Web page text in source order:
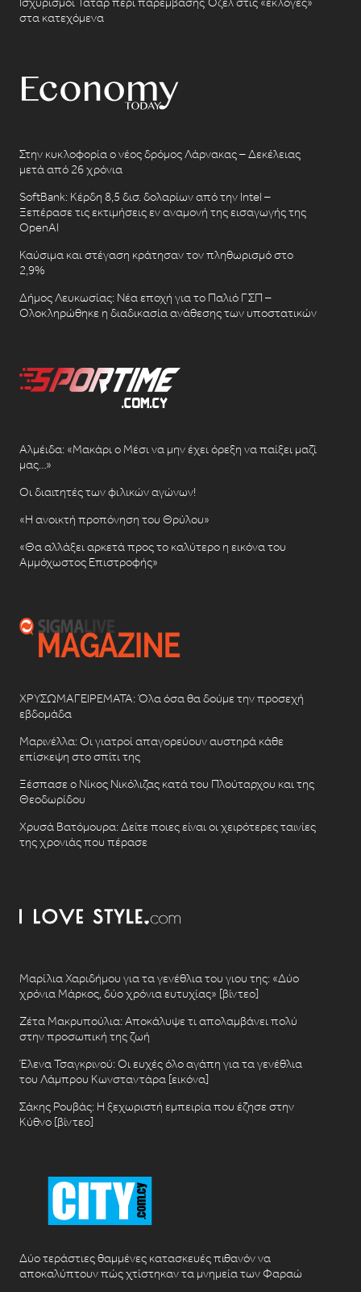
στα κατεχόμενα
Στην κυκλοφορία ο νέος δρόμος Λάρνακας – Δεκέλειας
μετά από 26 χρόνια
SoftBank: Κέρδη 8,5 δισ. δολαρίων από την Intel –
Ξεπέρασε τις εκτιμήσεις εν αναμονή της εισαγωγής της
OpenAI
Καύσιμα και στέγαση κράτησαν τον πληθωρισμό στο
2,9%
Δήμος Λευκωσίας: Νέα εποχή για το Παλιό ΓΣΠ –
Ολοκληρώθηκε η διαδικασία ανάθεσης των υποστατικών
Αλμέιδα: «Μακάρι ο Μέσι να μην έχει όρεξη να παίξει μαζί
μας…»
Οι διαιτητές των φιλικών αγώνων!
«Η ανοικτή προπόνηση του Θρύλου»
«Θα αλλάξει αρκετά προς το καλύτερο η εικόνα του
Αμμόχωστος Επιστροφής»
ΧΡΥΣΩΜΑΓΕΙΡΕΜΑΤΑ: Όλα όσα θα δούμε την προσεχή
εβδομάδα
Μαρινέλλα: Οι γιατροί απαγορεύουν αυστηρά κάθε
επίσκεψη στο σπίτι της
Ξέσπασε ο Νίκος Νικόλιζας κατά του Πλούταρχου και της
Θεοδωρίδου
Χρυσά Βατόμουρα: Δείτε ποιες είναι οι χειρότερες ταινίες
της χρονιάς που πέρασε
Μαρίλια Χαριδήμου για τα γενέθλια του γιου της: «Δύο
χρόνια Μάρκος, δύο χρόνια ευτυχίας» [βίντεο]
Ζέτα Μακρυπούλια: Αποκάλυψε τι απολαμβάνει πολύ
στην προσωπική της ζωή
Έλενα Τσαγκρινού: Οι ευχές όλο αγάπη για τα γενέθλια
του Λάμπρου Κωνσταντάρα [εικόνα]
Σάκης Ρουβάς: Η ξεχωριστή εμπειρία που έζησε στην
Κύθνο [βίντεο]
Δύο τεράστιες θαμμένες κατασκευές πιθανόν να
αποκαλύπτουν πώς χτίστηκαν τα μνημεία των Φαραώ